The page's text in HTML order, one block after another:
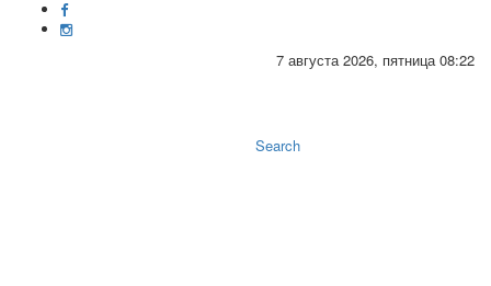
7 августа 2026, пятница 08:22
Search